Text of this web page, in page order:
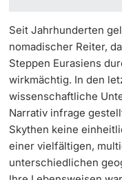
Seit Jahrhunderten
nomadischer Reiter,
Steppen Eurasiens
wirkmächtig. In den
wissenschaftliche
Narrativ infrage
Skythen keine
einer vielfältigen,
unterschiedlichen